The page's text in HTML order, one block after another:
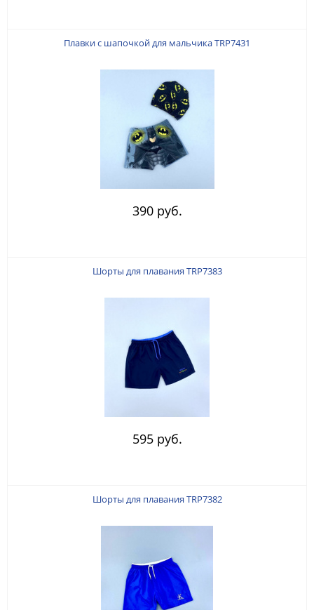
Плавки с шапочкой для мальчика TRP7431
390 руб.
Шорты для плавания TRP7383
595 руб.
Шорты для плавания TRP7382